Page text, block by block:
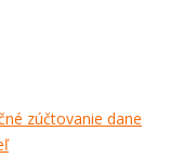
zúčtovanie dane